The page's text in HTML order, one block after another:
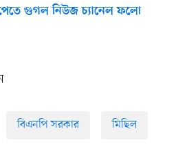
গুগল নিউজ চ্যানেল ফলো
বিএনপি সরকার মিছিল